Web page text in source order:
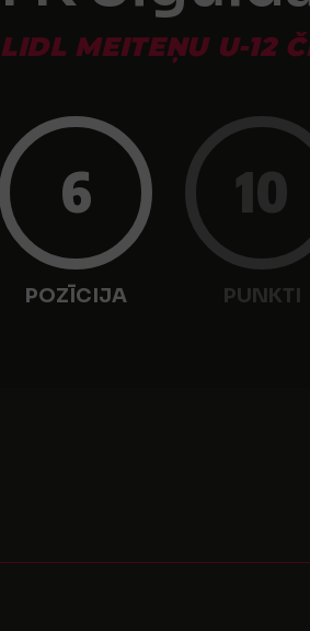
LIDL MEITEŅU U-12
6
POZĪCIJA
10
PUNKTI